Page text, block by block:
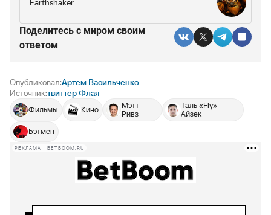
Earthshaker
Поделитесь c миром своим
ответом
Опубликовал:Артём Васильченко
Источник:твиттер Флая
Фильмы Кино
Мэтт
Ривз
Таль «Fly»
Айзек
Бэтмен
РЕКЛАМА • BETBOOM.RU